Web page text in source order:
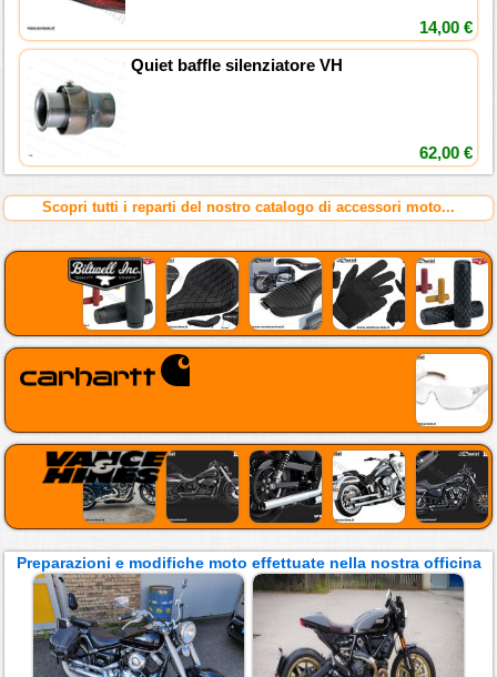
14,00 €
Quiet baffle silenziatore VH
62,00 €
Scopri tutti i reparti del nostro catalogo di accessori moto...
Preparazioni e modifiche moto effettuate nella nostra officina